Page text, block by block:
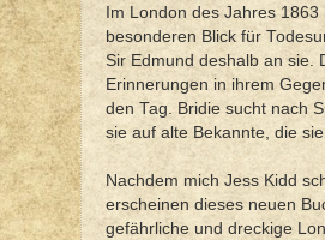
Im London des Jahres
besonderen Blick für
Sir Edmund deshalb an sie.
Erinnerungen in ihrem
den Tag. Bridie sucht nach
sie auf alte Bekannte, die
Nachdem mich Jess Kidd
erscheinen dieses neuen
gefährliche und dreckige